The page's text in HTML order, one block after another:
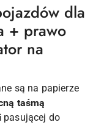
dla
+ prawo
na
są na papierze
taśmą
pasującej do